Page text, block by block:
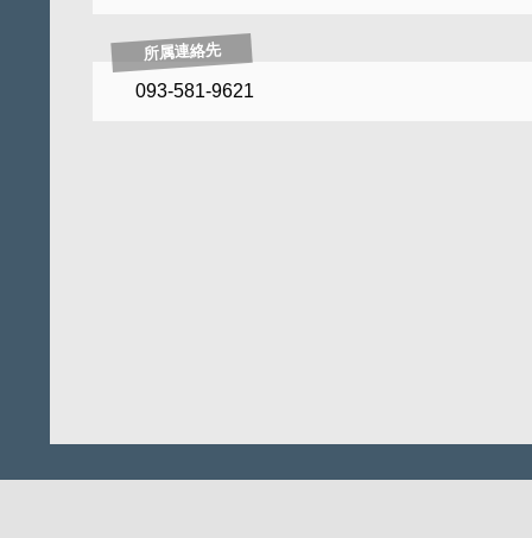
所属連絡先
093-581-9621